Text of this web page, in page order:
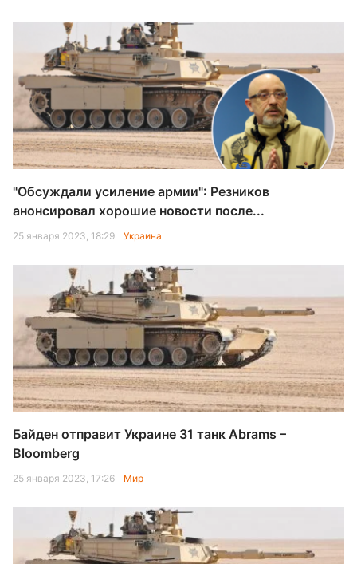
"Обсуждали усиление армии": Резников
анонсировал хорошие новости после...
25 января 2023, 18:29 Украина
Байден отправит Украине 31 танк Abrams –
Bloomberg
25 января 2023, 17:26 Мир